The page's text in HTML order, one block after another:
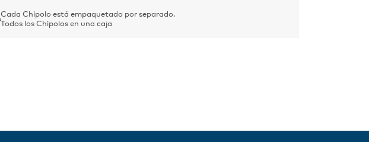
Cada Chipolo está empaquetado por separado.
Todos los Chipolos en una caja